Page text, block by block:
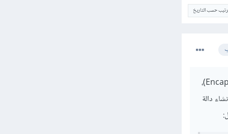
حسب التاريخ
لربط الدوال معًا في PHP، عليك الإعتماد على المفهوم الأساسي لبرمجة الكائنات وهو التغليف (Encapsulation)،
دالة